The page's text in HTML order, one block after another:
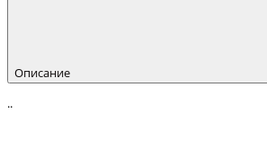
Описание
..